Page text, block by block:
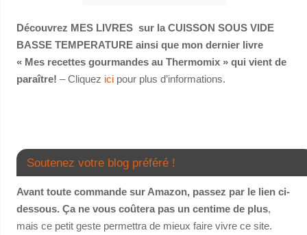
Découvrez MES LIVRES sur la CUISSON SOUS VIDE
BASSE TEMPERATURE ainsi que mon dernier livre
« Mes recettes gourmandes au Thermomix » qui vient de
paraître! – Cliquez icipour plus d’informations.
Soutenez votre blog préféré !
Avant toute commande sur Amazon, passez par le lien ci-
dessous. Ça ne vous coûtera pas un centime de plus,
mais ce petit geste permettra de mieux faire vivre ce site.